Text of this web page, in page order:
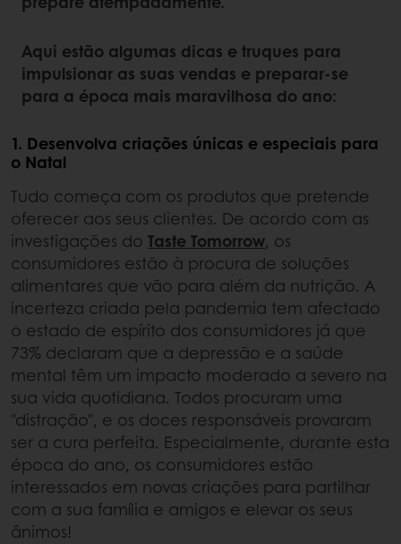
Aqui estão algumas dicas e truques para
impulsionar as suas vendas e preparar-se
para a época mais maravilhosa do ano:
1. Desenvolva criações únicas e especiais para
o Natal
Tudo começa com os produtos que pretende
oferecer aos seus clientes. De acordo com as
investigações do Taste Tomorrow, os
consumidores estão à procura de soluções
alimentares que vão para além da nutrição. A
incerteza criada pela pandemia tem afectado
o estado de espírito dos consumidores já que
73% declaram que a depressão e a saúde
mental têm um impacto moderado a severo na
sua vida quotidiana. Todos procuram uma
"distração", e os doces responsáveis provaram
ser a cura perfeita. Especialmente, durante esta
época do ano, os consumidores estão
interessados em novas criações para partilhar
com a sua família e amigos e elevar os seus
ânimos!